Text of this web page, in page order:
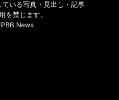
いる写真・見出し・記事
を禁じます。
News